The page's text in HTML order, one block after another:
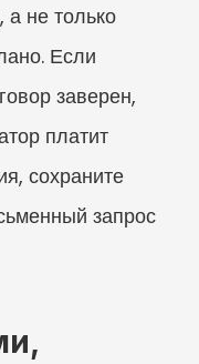
не только
Если
заверен,
платит
сохраните
запрос